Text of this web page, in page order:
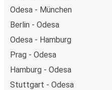
Odesa - München
Berlin - Odesa
Odesa - Hamburg
Prag - Odesa
Hamburg - Odesa
Stuttgart - Odesa